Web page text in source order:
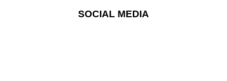
SOCIAL MEDIA